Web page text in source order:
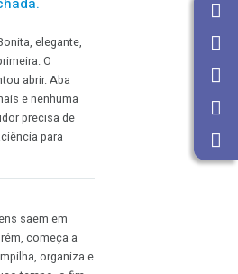
tecnologia em
e futuro
Sistemas Gráficos completa
história. Desde 1987,
as transformações do
Tecnologias mudaram,
e as necessidades de quem
aprovada fechada.
abrir
estava perfeita. Bonita, elegante,